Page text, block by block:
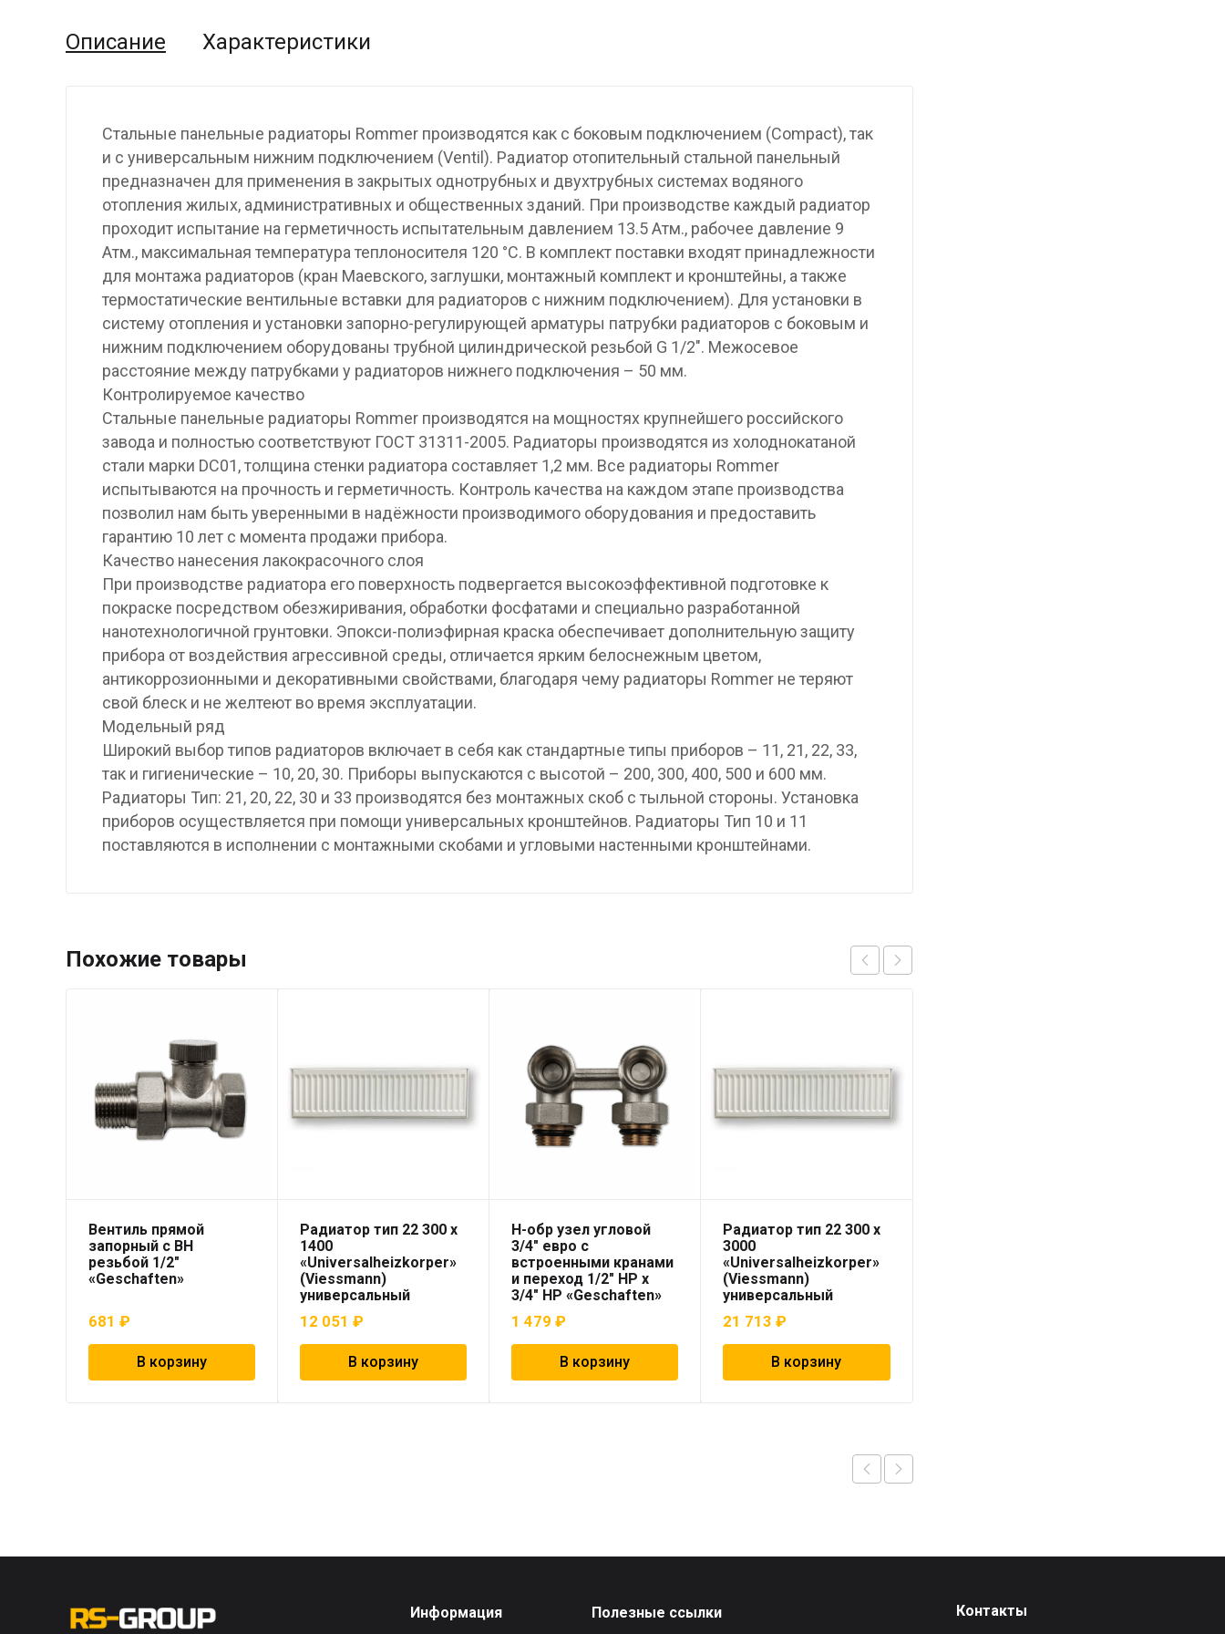
Описание Характеристики
Стальные панельные радиаторы Rommer производятся как с боковым подключением (Compact), так
и с универсальным нижним подключением (Ventil). Радиатор отопительный стальной панельный
предназначен для применения в закрытых однотрубных и двухтрубных системах водяного
отопления жилых, административных и общественных зданий. При производстве каждый радиатор
проходит испытание на герметичность испытательным давлением 13.5 Атм., рабочее давление 9
Атм., максимальная температура теплоносителя 120 °С. В комплект поставки входят принадлежности
для монтажа радиаторов (кран Маевского, заглушки, монтажный комплект и кронштейны, а также
термостатические вентильные вставки для радиаторов с нижним подключением). Для установки в
систему отопления и установки запорно-регулирующей арматуры патрубки радиаторов с боковым и
нижним подключением оборудованы трубной цилиндрической резьбой G 1/2″. Межосевое
расстояние между патрубками у радиаторов нижнего подключения – 50 мм.
Контролируемое качество
Стальные панельные радиаторы Rommer производятся на мощностях крупнейшего российского
завода и полностью соответствуют ГОСТ 31311-2005. Радиаторы производятся из холоднокатаной
стали марки DC01, толщина стенки радиатора составляет 1,2 мм. Все радиаторы Rommer
испытываются на прочность и герметичность. Контроль качества на каждом этапе производства
позволил нам быть уверенными в надёжности производимого оборудования и предоставить
гарантию 10 лет с момента продажи прибора.
Качество нанесения лакокрасочного слоя
При производстве радиатора его поверхность подвергается высокоэффективной подготовке к
покраске посредством обезжиривания, обработки фосфатами и специально разработанной
нанотехнологичной грунтовки. Эпокси-полиэфирная краска обеспечивает дополнительную защиту
прибора от воздействия агрессивной среды, отличается ярким белоснежным цветом,
антикоррозионными и декоративными свойствами, благодаря чему радиаторы Rommer не теряют
свой блеск и не желтеют во время эксплуатации.
Модельный ряд
Широкий выбор типов радиаторов включает в себя как стандартные типы приборов – 11, 21, 22, 33,
так и гигиенические – 10, 20, 30. Приборы выпускаются с высотой – 200, 300, 400, 500 и 600 мм.
Радиаторы Тип: 21, 20, 22, 30 и 33 производятся без монтажных скоб с тыльной стороны. Установка
приборов осуществляется при помощи универсальных кронштейнов. Радиаторы Тип 10 и 11
поставляются в исполнении с монтажными скобами и угловыми настенными кронштейнами.
Похожие товары
Вентиль прямой
запорный с ВН
резьбой 1/2″
«Geschaften»
681 ₽
В корзину
Радиатор тип 22 300 x
1400
«Universalheizkorper»
(Viessmann)
универсальный
12 051₽
В корзину
Н-обр узел угловой
3/4″ евро с
встроенными кранами
и переход 1/2″ НР х
3/4″ НР «Geschaften»
1 479₽
В корзину
Радиатор тип 22 300 x
3000
«Universalheizkorper»
(Viessmann)
универсальный
21 713₽
В корзину
Информация Полезные ссылки Контакты